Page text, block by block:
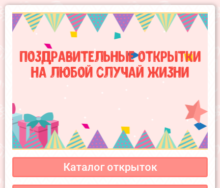
Поздравительные открытки
на любой случай жизни
Каталог открыток